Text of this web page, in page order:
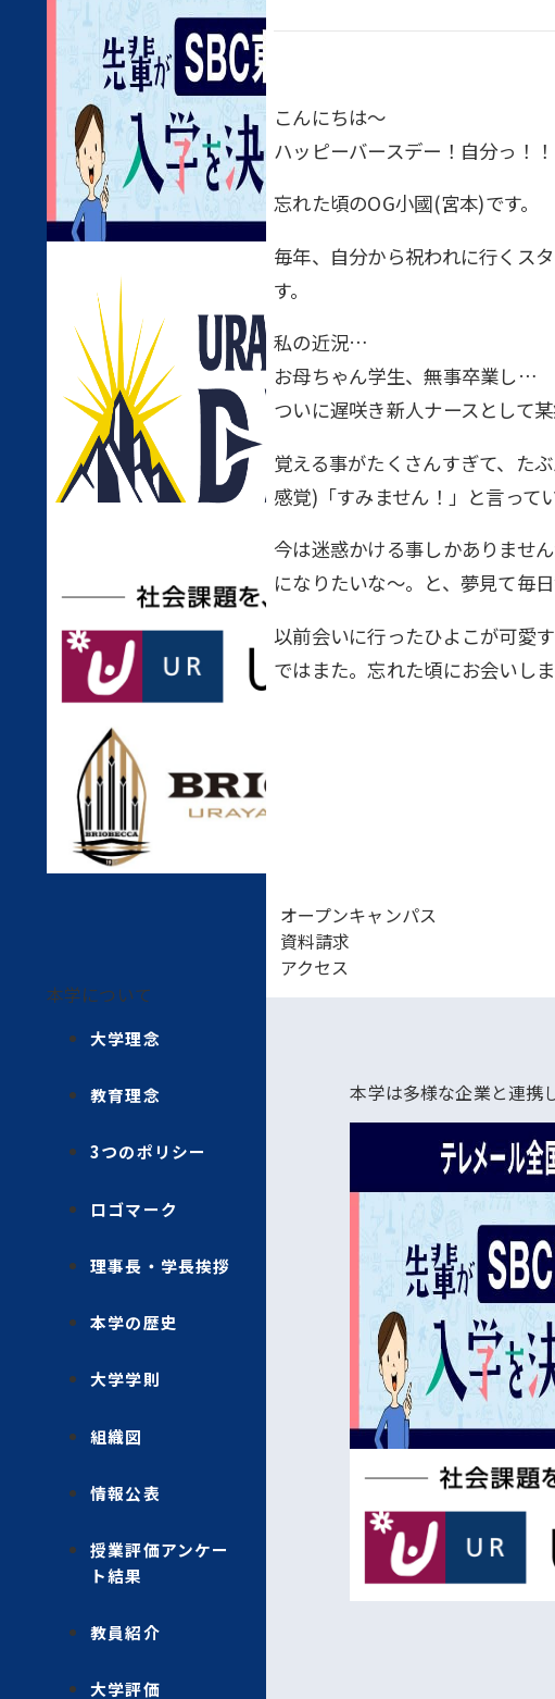
本学について
大学理念
教育理念
3つのポリシー
ロゴマーク
理事長・学長挨拶
本学の歴史
大学学則
組織図
情報公表
授業評価アンケー
ト結果
教員紹介
大学評価
こんにちは〜
ハッピーバースデー！自分っ！
忘れた頃のOG小國(宮本)です。
毎年、自分から祝われに行くス
す。
私の近況…
お母ちゃん学生、無事卒業し…
ついに遅咲き新人ナースとして某
覚える事がたくさんすぎて、た
感覚)「すみません！」と言って
今は迷惑かける事しかありませ
になりたいな〜。と、夢見て毎日
以前会いに行ったひよこが可愛
ではまた。忘れた頃にお会いしま
オープンキャンパス
資料請求
アクセス
本学は多様な企業と連携